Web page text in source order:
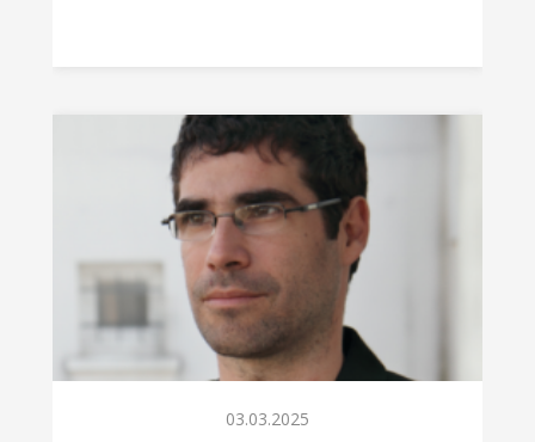
03.03.2025